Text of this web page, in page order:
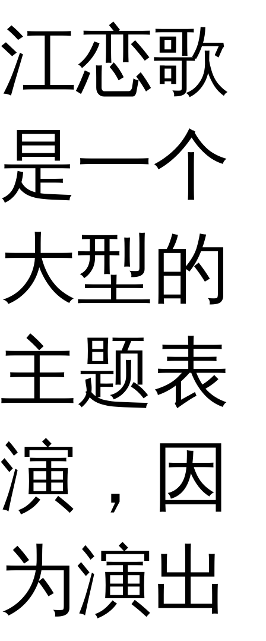
江恋歌
是一个
大型的
主题表
演，因
为演出